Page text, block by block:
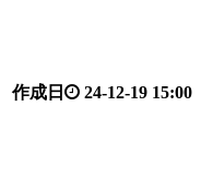
作成日 24-12-19 15:00